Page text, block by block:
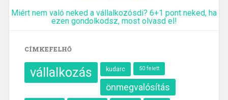
Miért nem való neked a vállalkozósdi? 6+1 pont neked, ha
ezen gondolkodsz, most olvasd el!
CÍMKEFELHŐ
vállalkozás kudarc 50 felett
önmegvalósítás